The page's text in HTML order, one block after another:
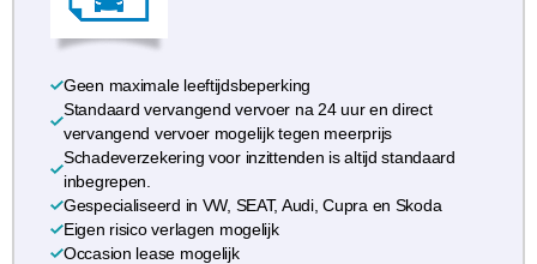
Geen maximale leeftijdsbeperking
Standaard vervangend vervoer na 24 uur en direct
vervangend vervoer mogelijk tegen meerprijs
Schadeverzekering voor inzittenden is altijd standaard
inbegrepen.
Gespecialiseerd in VW, SEAT, Audi, Cupra en Skoda
Eigen risico verlagen mogelijk
Occasion lease mogelijk